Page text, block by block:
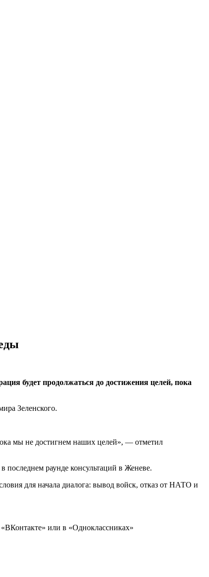
будет продолжаться до достижения целей, пока
Зеленского.
мы не достигнем наших целей», — отметил
раунде консультаций в Женеве.
для начала диалога: вывод войск, отказ от НАТО и
ВКонтакте» или в «Одноклассниках»